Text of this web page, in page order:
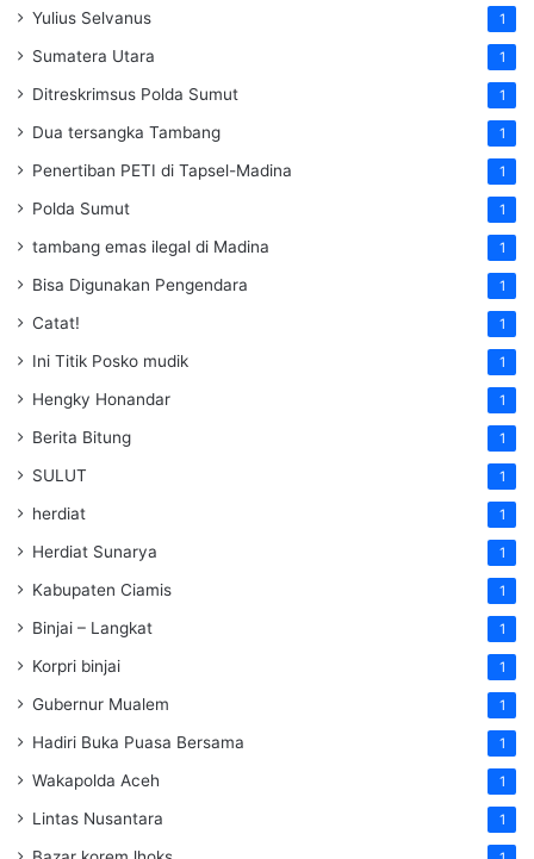
Yulius Selvanus 1
Sumatera Utara 1
Ditreskrimsus Polda Sumut 1
Dua tersangka Tambang 1
Penertiban PETI di Tapsel-Madina 1
Polda Sumut 1
tambang emas ilegal di Madina 1
Bisa Digunakan Pengendara 1
Catat! 1
Ini Titik Posko mudik 1
Hengky Honandar 1
Berita Bitung 1
SULUT 1
herdiat 1
Herdiat Sunarya 1
Kabupaten Ciamis 1
Binjai – Langkat 1
Korpri binjai 1
Gubernur Mualem 1
Hadiri Buka Puasa Bersama 1
Wakapolda Aceh 1
Lintas Nusantara 1